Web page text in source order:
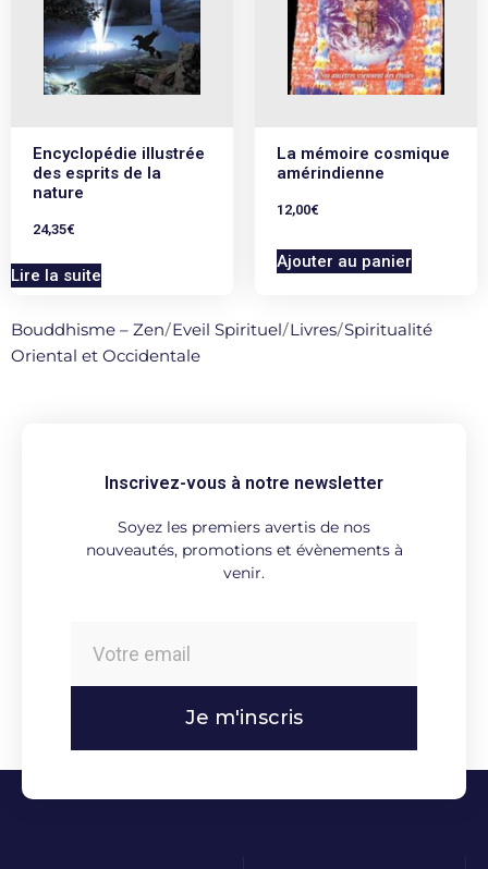
Encyclopédie illustrée
des esprits de la
nature
24,35€
Lire la suite
La mémoire cosmique
amérindienne
12,00€
Ajouter au panier
Bouddhisme – Zen/Eveil Spirituel/Livres/Spiritualité
Oriental et Occidentale
Inscrivez-vous à notre newsletter
Soyez les premiers avertis de nos
nouveautés, promotions et évènements à
venir.
Je m'inscris